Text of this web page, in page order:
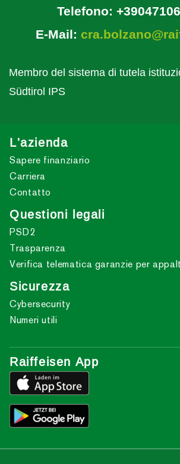
Telefono:
E-Mail:
Membro del sistema di tutela
Südtirol IPS
L'azienda
Sapere finanziario
Carriera
Contatto
Questioni legali
PSD2
Trasparenza
Verifica telematica garanzie per
Sicurezza
Cybersecurity
Numeri utili
Raiffeisen App